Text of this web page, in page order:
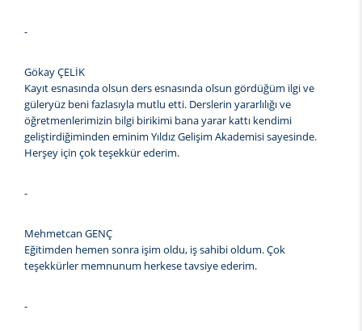
-
Gökay ÇELİK
Kayıt esnasında olsun ders esnasında olsun gördüğüm ilgi ve
güleryüz beni fazlasıyla mutlu etti. Derslerin yararlılığı ve
öğretmenlerimizin bilgi birikimi bana yarar kattı kendimi
geliştirdiğiminden eminim Yıldız Gelişim Akademisi sayesinde.
Herşey için çok teşekkür ederim.
-
Mehmetcan GENÇ
Eğitimden hemen sonra işim oldu, iş sahibi oldum. Çok
teşekkürler memnunum herkese tavsiye ederim.
-